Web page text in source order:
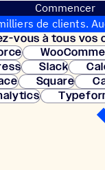
Commencer
de clients.
Configuration
vous à tous vos
Slack
Square